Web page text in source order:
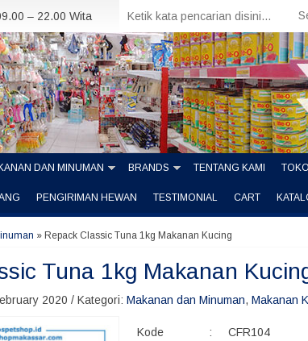
– 22.00 Wita
DAN MINUMAN BRANDS TENTANG KAMI
PENGIRIMAN HEWAN TESTIMONIAL CART
» Repack Classic Tuna 1kg Makanan Kucing
Tuna 1kg Makanan
2020 / Kategori: Makanan dan Minuman, Makanan
Kode : CFR104